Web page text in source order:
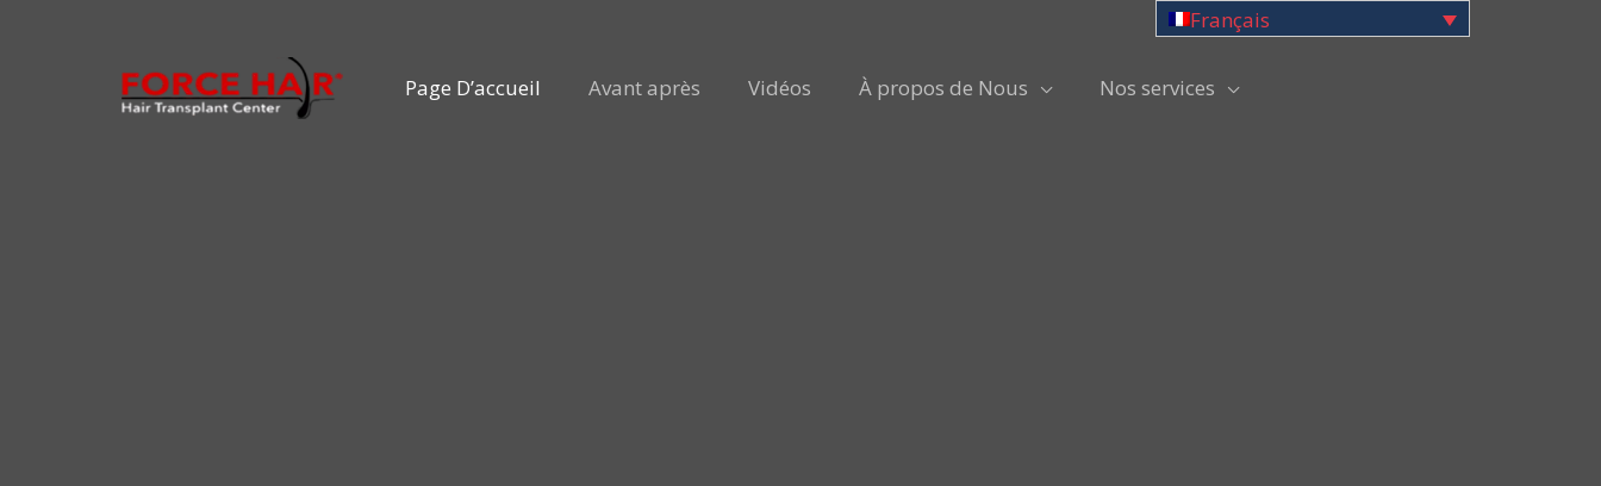
Français
Page D’accueil Avant après Vidéos À propos de Nous Nos services